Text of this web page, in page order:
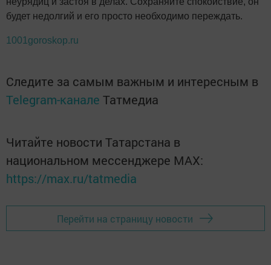
будет недолгий и его просто необходимо переждать.
1001goroskop.ru
Следите за самым важным и интересным в
Telegram-канале Татмедиа
Читайте новости Татарстана в
национальном мессенджере MАХ:
https://max.ru/tatmedia
Перейти на страницу новости